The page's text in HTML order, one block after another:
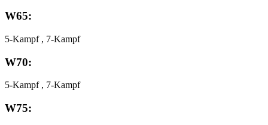
W65:
5-Kampf , 7-Kampf
W70:
5-Kampf , 7-Kampf
W75: